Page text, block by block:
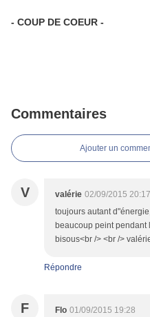
- COUP DE COEUR -
Commentaires
Ajouter un
V valérie 02/09/2015 20:17
toujours autant
beaucoup peint pendant
bisous<br /> <br />
Répondre
F Flo 01/09/2015 19:28